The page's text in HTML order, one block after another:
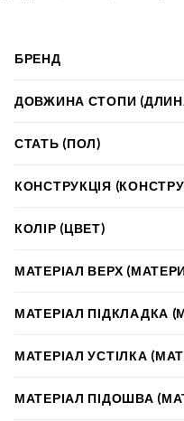
БРЕНД
ДОВЖИНА СТОПИ
СТАТЬ (ПОЛ)
КОНСТРУКЦІЯ
КОЛІР (ЦВЕТ)
МАТЕРІАЛ ВЕРХ
МАТЕРІАЛ ПІДКЛАДКА
МАТЕРІАЛ УСТІЛКА
МАТЕРІАЛ ПІДОШВА